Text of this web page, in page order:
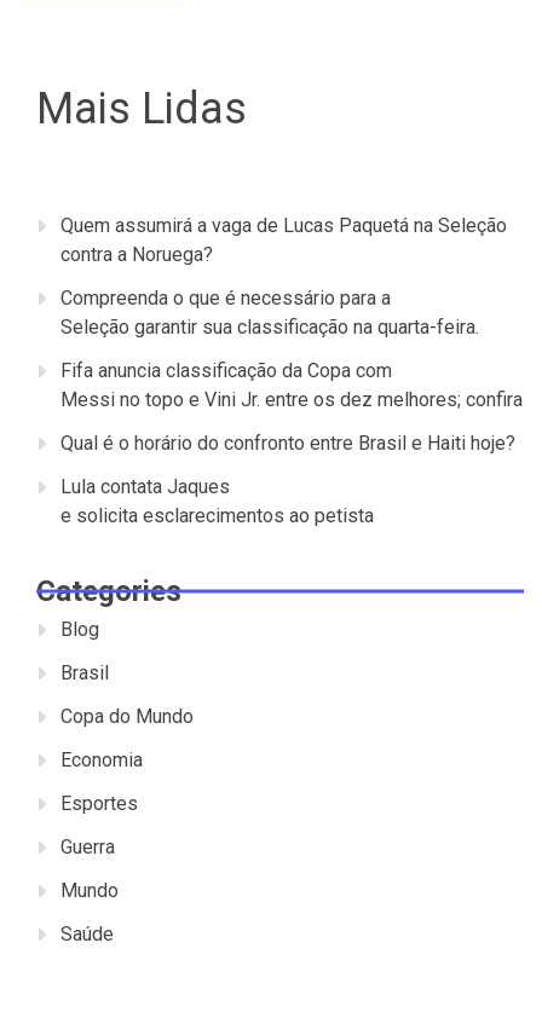
Mais Lidas
Quem assumirá a vaga de Lucas Paquetá na Seleção
contra a Noruega?
Compreenda o que é necessário para a
Seleção garantir sua classificação na quarta-feira.
Fifa anuncia classificação da Copa com
Messi no topo e Vini Jr. entre os dez melhores; confira
Qual é o horário do confronto entre Brasil e Haiti hoje?
Lula contata Jaques
e solicita esclarecimentos ao petista
Categories
Blog
Brasil
Copa do Mundo
Economia
Esportes
Guerra
Mundo
Saúde